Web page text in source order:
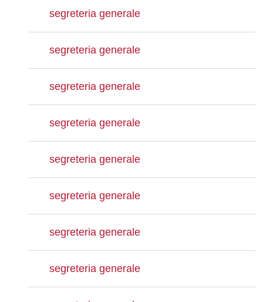
segreteria generale
segreteria generale
segreteria generale
segreteria generale
segreteria generale
segreteria generale
segreteria generale
segreteria generale